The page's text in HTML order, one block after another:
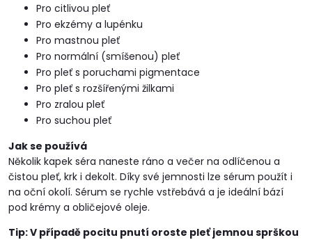
Pro citlivou pleť
Pro ekzémy a lupénku
Pro mastnou pleť
Pro normální (smíšenou) pleť
Pro pleť s poruchami pigmentace
Pro pleť s rozšířenými žilkami
Pro zralou pleť
Pro suchou pleť
Jak se používá
Několik kapek séra naneste ráno a večer na odlíčenou a
čistou pleť, krk i dekolt. Díky své jemnosti lze sérum použít i
na oční okolí. Sérum se rychle vstřebává a je ideální bází
pod krémy a obličejové oleje.
Tip: V případě pocitu pnutí oroste pleť jemnou sprškou